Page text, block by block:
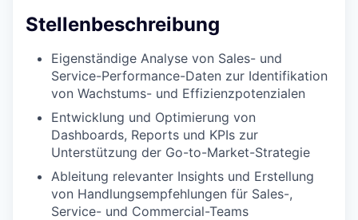
Stellenbeschreibung
Eigenständige Analyse von Sales- und
Service-Performance-Daten zur Identifikation
von Wachstums- und Effizienzpotenzialen
Entwicklung und Optimierung von
Dashboards, Reports und KPIs zur
Unterstützung der Go-to-Market-Strategie
Ableitung relevanter Insights und Erstellung
von Handlungsempfehlungen für Sales-,
Service- und Commercial-Teams